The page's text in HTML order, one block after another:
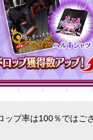
プ率は100％ではご